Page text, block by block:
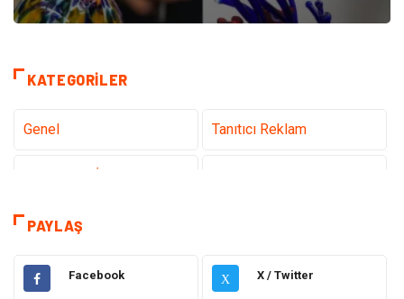
KATEGORILER
Genel Tanıtıcı Reklam
Eğitim & Kariyer
Gündem Hukuk
PAYLAŞ
Facebook X X / Twitter